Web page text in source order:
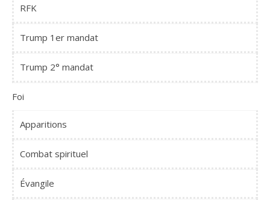
RFK
Trump 1er mandat
Trump 2° mandat
Foi
Apparitions
Combat spirituel
Évangile